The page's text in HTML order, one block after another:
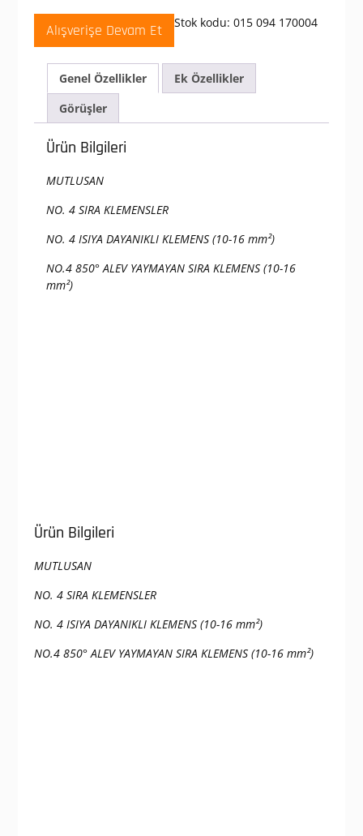
:
850°
ALEV
YAYMAYAN
(10-
adet
Alışverişe Devam Et Stok kodu: 015 094 170004
Genel Özellikler
Ek Özellikler
Görüşler
Ürün Bilgileri
MUTLUSAN
NO. 4 SIRA KLEMENSLER
NO. 4 ISIYA DAYANIKLI KLEMENS (10-16 mm²)
NO.4 850° ALEV YAYMAYAN SIRA KLEMENS (10-16
mm²)
Ürün Bilgileri
MUTLUSAN
NO. 4 SIRA KLEMENSLER
NO. 4 ISIYA DAYANIKLI KLEMENS (10-16 mm²)
NO.4 850° ALEV YAYMAYAN SIRA KLEMENS (10-16 mm²)